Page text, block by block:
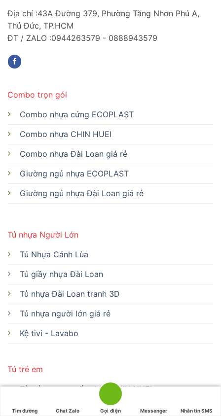
Địa chỉ :43A Đường 379, Phường Tăng Nhơn Phú A,
Thủ Đức, TP.HCM
ĐT / ZALO :0944263579 - 0888943579
Tủ nhựa Người Lớn
Tủ Nhựa Cánh Lùa
Tủ giầy nhựa Đài Loan
Tủ nhựa Đài Loan tranh 3D
Tủ nhựa người lớn giá rẻ
Kệ tivi - Lavabo
Tủ trẻ em
Tủ trẻ em cao cấp nhựa CHIN HUEI
Tủ trẻ em nhựa giá rẻ
Combo trọn gói
Combo nhựa cứng ECOPLAST
Combo nhựa CHIN HUEI
Combo nhựa Đài Loan giá rẻ
Giường ngủ nhựa ECOPLAST
Giường ngủ nhựa Đài Loan giá rẻ
Tìm đường Chat Zalo Gọi điện Messenger Nhắn tin SMS